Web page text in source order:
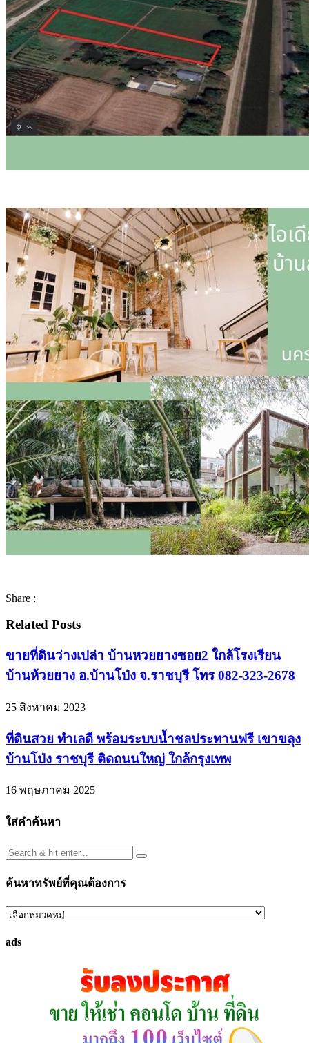
Share :
Related Posts
ขายที่ดินว่างเปล่า บ้านหวยยางซอย2 ใกล้โรงเรียน
บ้านห้วยยาง อ.บ้านโป่ง จ.ราชบุรี โทร 082-323-2678
25 สิงหาคม 2023
ที่ดินสวย ทำเลดี พร้อมระบบน้ำชลประทานฟรี เขาขลุง
บ้านโป่ง ราชบุรี ติดถนนใหญ่ ใกล้กรุงเทพ
16 พฤษภาคม 2025
ใส่คำค้นหา
ค้นหาทรัพย์ที่คุณต้องการ
ค้นหา
ที่
ads